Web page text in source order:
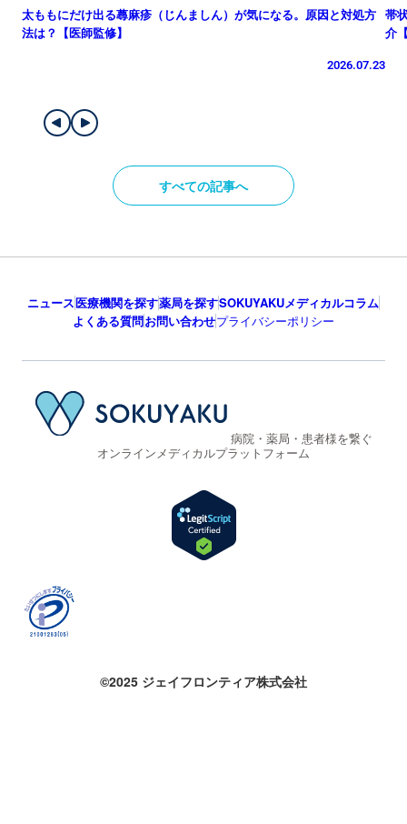
太ももにだけ出る蕁麻疹（じんましん）が気になる。原因と対処方
法は？【医師監修】
2026.07.23
帯
介
すべての記事へ
ニュース医療機関を探す薬局を探すSOKUYAKUメディカルコラム
よくある質問お問い合わせプライバシーポリシー
病院・薬局・患者様を繋ぐ
オンラインメディカルプラットフォーム
©2025 ジェイフロンティア株式会社